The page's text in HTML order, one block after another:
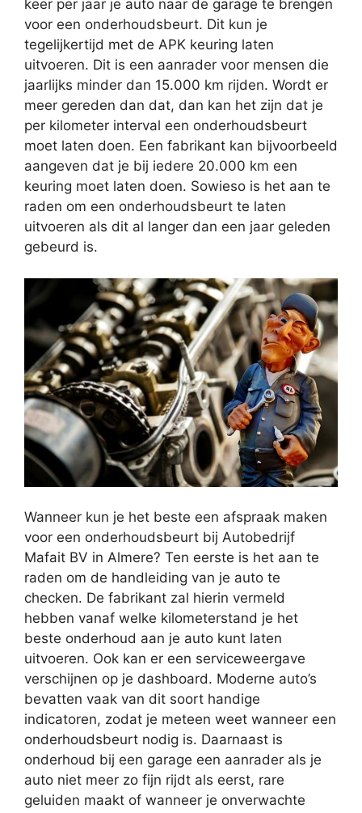
keer per jaar je auto naar de garage te brengen
voor een onderhoudsbeurt. Dit kun je
tegelijkertijd met de APK keuring laten
uitvoeren. Dit is een aanrader voor mensen die
jaarlijks minder dan 15.000 km rijden. Wordt er
meer gereden dan dat, dan kan het zijn dat je
per kilometer interval een onderhoudsbeurt
moet laten doen. Een fabrikant kan bijvoorbeeld
aangeven dat je bij iedere 20.000 km een
keuring moet laten doen. Sowieso is het aan te
raden om een onderhoudsbeurt te laten
uitvoeren als dit al langer dan een jaar geleden
gebeurd is.
Wanneer kun je het beste een afspraak maken
voor een onderhoudsbeurt bij Autobedrijf
Mafait BV in Almere? Ten eerste is het aan te
raden om de handleiding van je auto te
checken. De fabrikant zal hierin vermeld
hebben vanaf welke kilometerstand je het
beste onderhoud aan je auto kunt laten
uitvoeren. Ook kan er een serviceweergave
verschijnen op je dashboard. Moderne auto’s
bevatten vaak van dit soort handige
indicatoren, zodat je meteen weet wanneer een
onderhoudsbeurt nodig is. Daarnaast is
onderhoud bij een garage een aanrader als je
auto niet meer zo fijn rijdt als eerst, rare
geluiden maakt of wanneer je onverwachte